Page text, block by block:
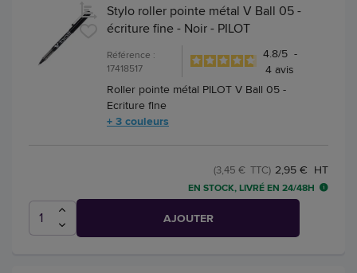
Stylo roller pointe métal V Ball 05 -
écriture fine - Noir - PILOT
Référence :
17418517
4.8/5 -
4 avis
Roller pointe métal PILOT V Ball 05 -
Ecriture fine
+ 3 couleurs
2,95 € HT
(3,45 € TTC)
EN STOCK, LIVRÉ EN 24/48H
AJOUTER